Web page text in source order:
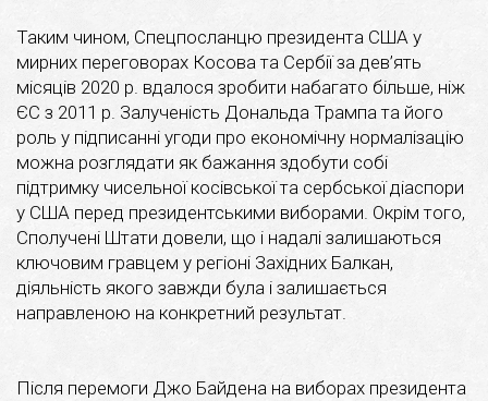
Таким чином, Спецпосланцю президента США у
мирних переговорах Косова та Сербії за дев’ять
місяців 2020 р. вдалося зробити набагато більше, ніж
ЄС з 2011 р. Залученість Дональда Трампа та його
роль у підписанні угоди про економічну нормалізацію
можна розглядати як бажання здобути собі
підтримку чисельної косівської та сербської діаспори
у США перед президентськими виборами. Окрім того,
Сполучені Штати довели, що і надалі залишаються
ключовим гравцем у регіоні Західних Балкан,
діяльність якого завжди була і залишається
направленою на конкретний результат.
Після перемоги Джо Байдена на виборах президента